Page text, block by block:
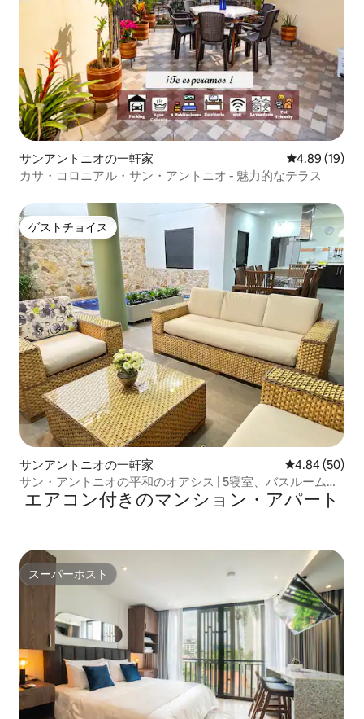
サンアントニオの一軒家 レビュー19
4.89 (19)
カサ・コロニアル・サン・アントニオ - 魅力的なテラス
ゲストチョイス
ゲストチョイス
サンアントニオの一軒家 レビュー50
4.84 (50)
サン・アントニオの平和のオアシス | 5寝室、バスルーム、
プール付き
エアコン付きのマンション・アパート
スーパーホスト
スーパーホスト